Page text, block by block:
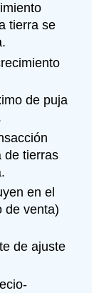
tierra se
de puja
de tierras
en el
de venta)
de ajuste